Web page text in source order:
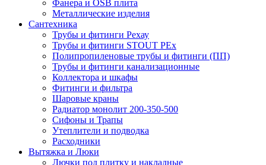
Фанера и OSB плита
Металлические изделия
Сантехника
Трубы и фитинги Рехау
Трубы и фитинги STOUT PEx
Полипропиленовые трубы и фитинги (ПП)
Трубы и фитинги канализационные
Коллектора и шкафы
Фитинги и фильтра
Шаровые краны
Радиатор монолит 200-350-500
Сифоны и Трапы
Утеплители и подводка
Расходники
Вытяжка и Люки
Лючки под плитку и накладные